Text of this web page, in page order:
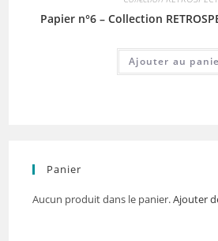
Papier n°6 – Collection
Ajouter au
Panier
Aucun produit dans le panier.Ajouter